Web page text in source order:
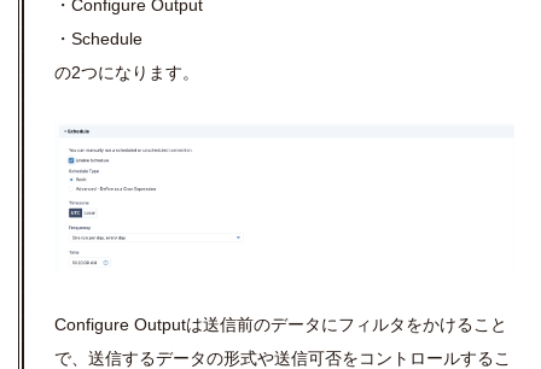
・Configure Output
・Schedule
の2つになります。
Configure Outputは送信前のデータにフィルタをかけること
で、送信するデータの形式や送信可否をコントロールするこ